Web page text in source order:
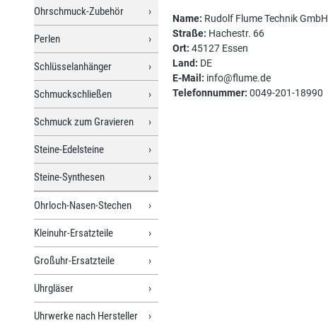
Ohrschmuck-Zubehör
Perlen
Schlüsselanhänger
Schmuckschließen
Schmuck zum Gravieren
Steine-Edelsteine
Steine-Synthesen
Ohrloch-Nasen-Stechen
Kleinuhr-Ersatzteile
Großuhr-Ersatzteile
Uhrgläser
Uhrwerke nach Hersteller
Name: Rudolf Flume Technik GmbH
Straße: Hachestr. 66
Ort: 45127 Essen
Land: DE
E-Mail: info@flume.de
Telefonnummer: 0049-201-18990